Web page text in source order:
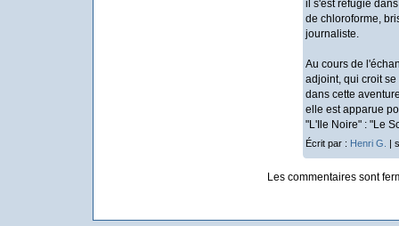
il s'est réfugié
de chloroforme,
journaliste.
Au cours de
adjoint, qui croit
dans cette
elle est apparue
"L'Ile Noire" : "Le
Écrit par : Henri G. |
Les commentaires sont